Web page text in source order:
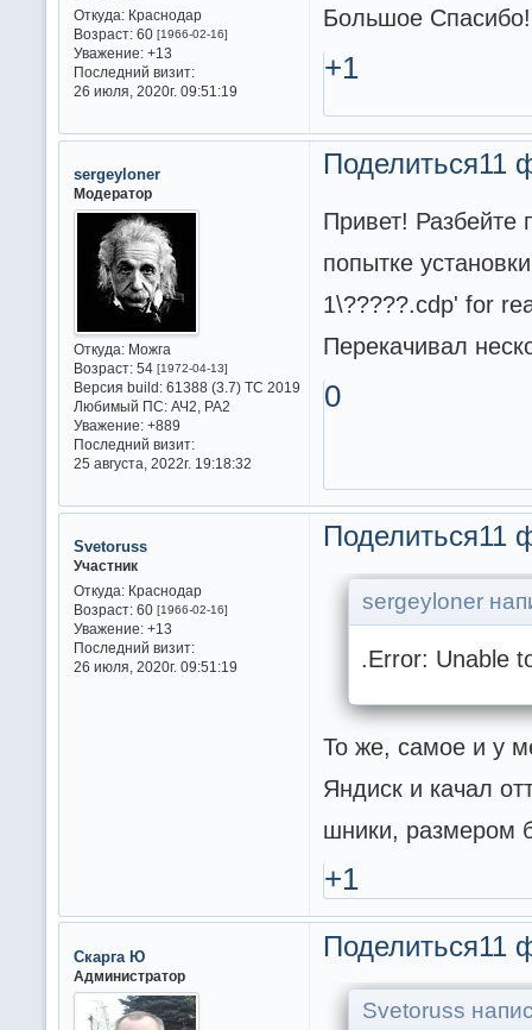
Откуда:Краснодар
Возраст:60 [1966-02-16]
Уважение: +13
Последний визит:
26 июля, 2020г. 09:51:19
Большое
+1
Поделиться11
sergeyloner
Модератор
Откуда:Можга
Возраст:54 [1972-04-13]
Версия build:61388 (3.7) ТС 2019
Любимый ПС:АЧ2, РА2
Уважение: +889
Последний визит:
25 августа, 2022г. 19:18:32
Привет! Разбейте
попытке
1\?????.cdp' for
Перекачивал
0
Поделиться11
Svetoruss
Участник
Откуда:Краснодар
Возраст:60 [1966-02-16]
Уважение: +13
Последний визит:
26 июля, 2020г. 09:51:19
sergeyloner
.Error: Unable
То же, самое и у
Яндиск и качал
шники, размером
+1
Поделиться11
Скарга Ю
Администратор
Svetoruss